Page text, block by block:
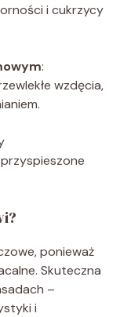
i cukrzycy
:
wzdęcia,
ponieważ
Skuteczna
–
i